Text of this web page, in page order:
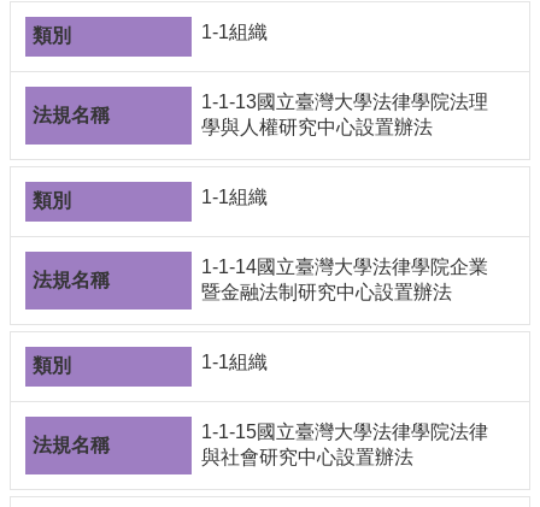
1-1組織
1-1-13國立臺灣大學法律學院法理
學與人權研究中心設置辦法
1-1組織
1-1-14國立臺灣大學法律學院企業
暨金融法制研究中心設置辦法
1-1組織
1-1-15國立臺灣大學法律學院法律
與社會研究中心設置辦法